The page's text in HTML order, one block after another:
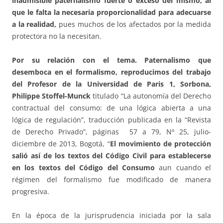
que le falta la necesaria proporcionalidad para adecuarse
a la realidad, pues muchos de los afectados por la medida
protectora no la necesitan.
Por su relación con el tema. Paternalismo que
desemboca en el formalismo, reproducimos del trabajo
del Profesor de la Universidad de Paris 1, Sorbona,
Philippe Stoffel-Munck titulado “La autonomía del Derecho
contractual del consumo: de una lógica abierta a una
lógica de regulación”, traducción publicada en la “Revista
de Derecho Privado”, páginas 57 a 79, Nº 25, julio-
diciembre de 2013, Bogotá, “El movimiento de protección
salió así de los textos del Código Civil para establecerse
en los textos del Código del Consumo aun cuando el
régimen del formalismo fue modificado de manera
progresiva.
En la época de la jurisprudencia iniciada por la sala